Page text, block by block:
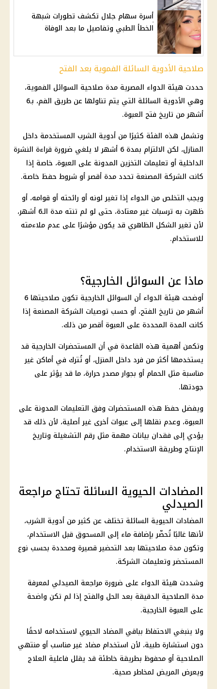
أسرة سهام جلال تكشف تطورات شبهة
الخطأ الطبي وتفاصيل ما بعد الوفاة
صلاحية الأدوية السائلة الفموية بعد الفتح
حددت هيئة الدواء المصرية مدة صلاحية السوائل الفموية،
وهي الأدوية السائلة التي يتم تناولها عن طريق الفم، بـ6
أشهر من تاريخ فتح العبوة.
وتشمل هذه الفئة كثيرًا من أدوية الشرب المستخدمة داخل
المنازل، لكن الالتزام بمدة 6 أشهر لا يلغي ضرورة قراءة النشرة
الداخلية أو تعليمات التخزين المدونة على العبوة، خاصة إذا
كانت الشركة المصنعة تحدد مدة أقصر أو شروط حفظ خاصة.
ويجب التخلص من الدواء إذا تغير لونه أو رائحته أو قوامه، أو
ظهرت به ترسبات غير معتادة، حتى لو لم تنته مدة الـ6 أشهر،
لأن تغير الشكل الظاهري قد يكون مؤشرًا على عدم ملاءمته
للاستخدام.
ماذا عن السوائل الخارجية؟
أوضحت هيئة الدواء أن السوائل الخارجية تكون صلاحيتها 6
أشهر من تاريخ الفتح، أو حسب توصيات الشركة المصنعة إذا
كانت المدة المحددة على العبوة أقصر من ذلك.
وتكمن أهمية هذه القاعدة في أن المستحضرات الخارجية قد
يستخدمها أكثر من فرد داخل المنزل، أو تُترك في أماكن غير
مناسبة مثل الحمام أو بجوار مصدر حرارة، ما قد يؤثر على
جودتها.
ويفضل حفظ هذه المستحضرات وفق التعليمات المدونة على
العبوة، وعدم نقلها إلى عبوات أخرى غير أصلية، لأن ذلك قد
يؤدي إلى فقدان بيانات مهمة مثل رقم التشغيلة وتاريخ
الإنتاج وطريقة الاستخدام.
المضادات الحيوية السائلة تحتاج مراجعة
الصيدلي
المضادات الحيوية السائلة تختلف عن كثير من أدوية الشرب،
لأنها غالبًا تُحضّر بإضافة ماء إلى المسحوق قبل الاستخدام،
وتكون مدة صلاحيتها بعد التحضير قصيرة ومحددة بحسب نوع
المستحضر وتعليمات الشركة.
وشددت هيئة الدواء على ضرورة مراجعة الصيدلي لمعرفة
مدة الصلاحية الدقيقة بعد الحل والفتح إذا لم تكن واضحة
على العبوة الخارجية.
ولا ينبغي الاحتفاظ بباقي المضاد الحيوي لاستخدامه لاحقًا
دون استشارة طبية، لأن استخدام مضاد غير مناسب أو منتهي
الصلاحية أو محفوظ بطريقة خاطئة قد يقلل فاعلية العلاج
ويعرض المريض لمخاطر صحية.